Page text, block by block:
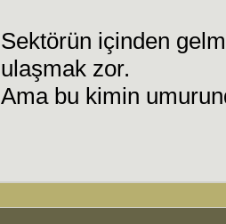
Sektörün içinden
ulaşmak zor.
Ama bu kimin